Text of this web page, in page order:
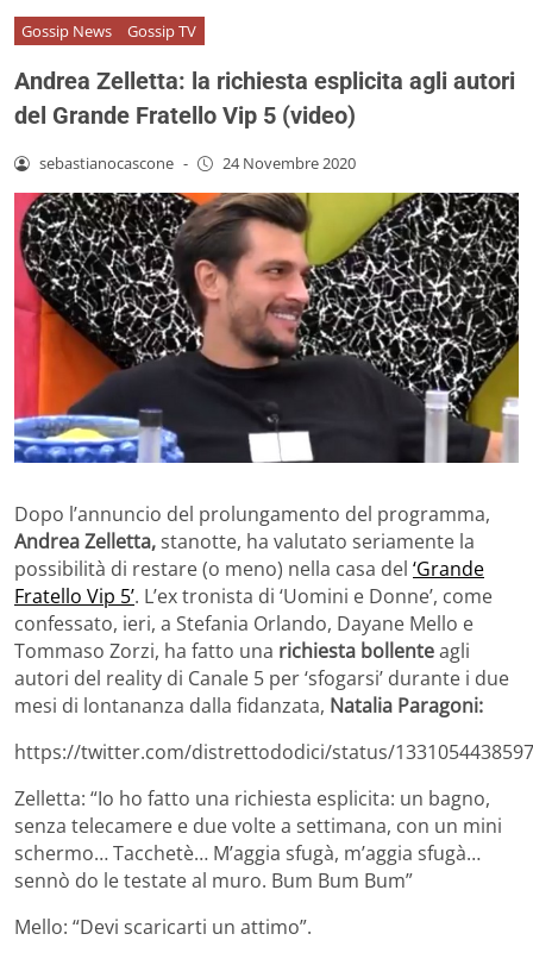
Gossip News Gossip TV
Andrea Zelletta: la richiesta esplicita agli autori
del Grande Fratello Vip 5 (video)
sebastianocascone - 24 Novembre 2020
Dopo l’annuncio del prolungamento del programma,
Andrea Zelletta,stanotte, ha valutato seriamente la
possibilità di restare (o meno) nella casa del ‘Grande
Fratello Vip 5’. L’ex tronista di ‘Uomini e Donne’, come
confessato, ieri, a Stefania Orlando, Dayane Mello e
Tommaso Zorzi, ha fatto una richiesta bollenteagli
autori del reality di Canale 5 per ‘sfogarsi’ durante i due
mesi di lontananza dalla fidanzata, Natalia Paragoni:
https://twitter.com/distrettododici/status/
Zelletta: “Io ho fatto una richiesta esplicita: un bagno,
senza telecamere e due volte a settimana, con un mini
schermo… Tacchetè… M’aggia sfugà, m’aggia sfugà…
sennò do le testate al muro. Bum Bum Bum”
Mello: “Devi scaricarti un attimo”.